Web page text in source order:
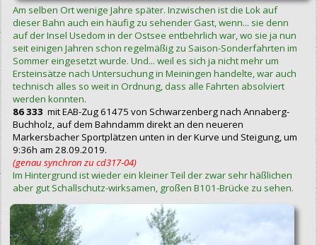
Am selben Ort wenige Jahre später. Inzwischen ist die Lok auf
dieser Bahn auch ein häufig zu sehender Gast, wenn... sie denn
auf der Insel Usedom in der Ostsee entbehrlich war, wo sie ja nun
seit einigen Jahren schon regelmäßig zu Saison-Sonderfahrten im
Sommer eingesetzt wurde. Und... weil es sich ja nicht mehr um
Ersteinsätze nach Untersuchung in Meiningen handelte, war auch
technisch alles so weit in Ordnung, dass alle Fahrten absolviert
werden konnten.
86 333 mit EAB-Zug 61475 von Schwarzenberg nach Annaberg-
Buchholz, auf dem Bahndamm direkt an den neueren
Markersbacher Sportplätzen unten in der Kurve und Steigung, um
9:36h am 28.09.2019.
(genau synchron zu cd317‑04)
Im Hintergrund ist wieder ein kleiner Teil der zwar sehr häßlichen
aber gut Schallschutz-wirksamen, großen B101-Brücke zu sehen.